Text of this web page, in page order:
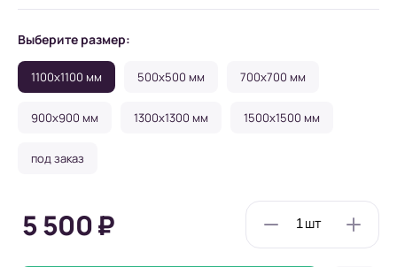
Выберите размер:
1100x1100 мм 500x500 мм 700x700 мм
900x900 мм 1300x1300 мм 1500x1500 мм
под заказ
5 500 ₽